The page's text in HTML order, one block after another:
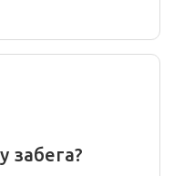
забега?